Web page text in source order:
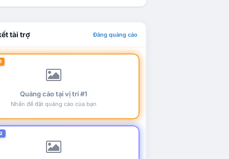
tài trợ Đăng quảng cáo
Quảng cáo tại vị trí #1
Nhấn để đặt quảng cáo của bạn